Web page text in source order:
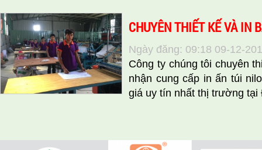
CHUYÊN THIẾT KẾ VÀ IN
Ngày đăng: 09:18 09-12-
Công ty chúng tôi chuyên
nhận cung cấp in ấn túi
giá uy tín nhất thị trường tại